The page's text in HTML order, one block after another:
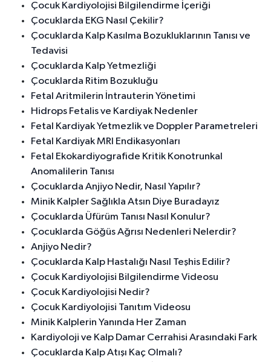
Çocuk Kardiyolojisi Bilgilendirme İçeriği
Çocuklarda EKG Nasıl Çekilir?
Çocuklarda Kalp Kasılma Bozukluklarının Tanısı ve
Tedavisi
Çocuklarda Kalp Yetmezliği
Çocuklarda Ritim Bozukluğu
Fetal Aritmilerin İntrauterin Yönetimi
Hidrops Fetalis ve Kardiyak Nedenler
Fetal Kardiyak Yetmezlik ve Doppler Parametreleri
Fetal Kardiyak MRI Endikasyonları
Fetal Ekokardiyografide Kritik Konotrunkal
Anomalilerin Tanısı
Çocuklarda Anjiyo Nedir, Nasıl Yapılır?
Minik Kalpler Sağlıkla Atsın Diye Buradayız
Çocuklarda Üfürüm Tanısı Nasıl Konulur?
Çocuklarda Göğüs Ağrısı Nedenleri Nelerdir?
Anjiyo Nedir?
Çocuklarda Kalp Hastalığı Nasıl Teşhis Edilir?
Çocuk Kardiyolojisi Bilgilendirme Videosu
Çocuk Kardiyolojisi Nedir?
Çocuk Kardiyolojisi Tanıtım Videosu
Minik Kalplerin Yanında Her Zaman
Kardiyoloji ve Kalp Damar Cerrahisi Arasındaki Fark
Çocuklarda Kalp Atışı Kaç Olmalı?